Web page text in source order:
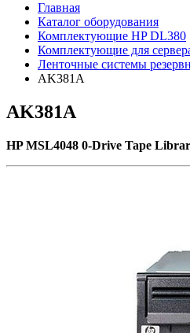
Главная
Каталог оборудования
Комплектующие HP DL380
Комплектующие для
Ленточные системы
AK381A
AK381A
HP MSL4048 0-Drive Tape